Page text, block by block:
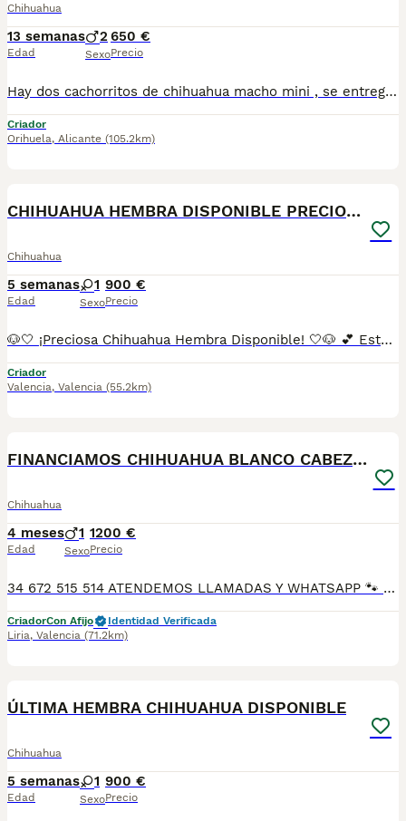
Chihuahua
13 semanas
Edad
2
Sexo
650 €
Precio
Hay dos cachorritos de chihuahua macho mini , se entregan con vacuna , cartilla , desparasitación y garantía ....somos un centro canino especializado en cría y adiestramiento Tel 620 14 08 08
Criador
Orihuela, Alicante (105.2km)
CHIHUAHUA HEMBRA DISPONIBLE PRECIOSA
Chihuahua
5 semanas
Edad
1
Sexo
900 €
Precio
🐶🤍 ¡Preciosa Chihuahua Hembra Disponible! 🤍🐶 💕 Esta preciosa Chihuahua hembra de color blanco está lista para encontrar una familia responsable que la quiera para toda la vida. 🏡 Criada en un ambiente familiar, con mucho cariño y atención desde el primer día. Es una cachorrita muy sociable, juguetona y acostumbrada al contacto con personas. 📸 Fotos y vídeos 100% reales e individuales de la cachorrita para que puedas verla con total confianza. ✅ Se entrega con: 💉 Vacuna correspondiente a su edad. 📖 Cartilla sanitaria. 💊 Desparasitada. 🩺 Revisada por veterinario. 🚚 Envíos a toda España 🇪🇸 mediante transporte especializado para mascotas, con todas las garantías. 📩 Si quieres más información, fotos, vídeos o reservarla, escríbenos sin compromiso. ¡Estaremos encantados de ayudarte a conocer a tu nueva mejor amiga! 🐾❤️
Criador
Valencia, Valencia (55.2km)
FINANCIAMOS CHIHUAHUA BLANCO CABEZA MANZANA
Chihuahua
4 meses
Edad
1
Sexo
1200 €
Precio
34 672 515 514 ATENDEMOS LLAMADAS Y WHATSAPP 🐾 En Tutty Pets Love trabajamos con pasión y responsabilidad para ofrecerte compañeros de vida sanos, equilibrados y con todas las garantías. Te garantizamos: ✅ Vacunas correspondientes a su edad. ✅ Cartilla veterinaria. ✅ Desparasitación interna y externa. ✅ Pasaporte y microchip. ✅ Garantías víricas y congénitas. ✅ Contrato de compraventa sellado por la empresa. ✅ Envíos a toda la península (según kilometraje). ✅ Financiación a medida de 6 a 48 meses, con y sin intereses. 💕 Listo para encontrar una familia que le quiera para toda la vida. 📩 Solicita más información sin compromiso. 🐶 Tutty Pets love ,donde nacen grandes compañeros. 34 672 515 514 ATENDEMOS LLAMADAS Y WHATSAPP 🐾
CriadorCon Afijo
Identidad Verificada
Liria, Valencia (71.2km)
ÚLTIMA HEMBRA CHIHUAHUA DISPONIBLE
Chihuahua
5 semanas
Edad
1
Sexo
900 €
Precio